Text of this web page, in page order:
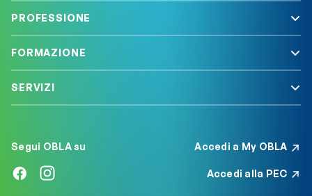
PROFESSIONE
FORMAZIONE
SERVIZI
Segui OBLA su Accedi a My OBLA
Accedi alla PEC